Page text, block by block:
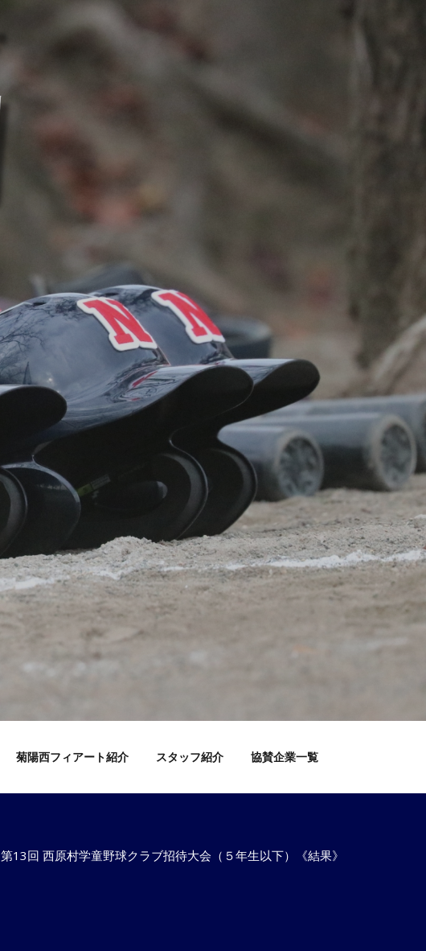
菊陽西フィアート紹介 スタッフ紹介 協賛企業一覧
第13回 西原村学童野球クラブ招待大会（５年生以下）《結果》